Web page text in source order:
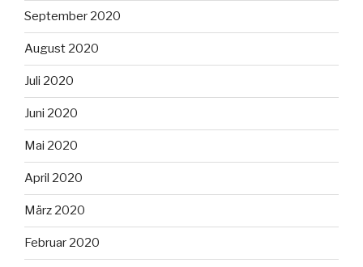
September 2020
August 2020
Juli 2020
Juni 2020
Mai 2020
April 2020
März 2020
Februar 2020